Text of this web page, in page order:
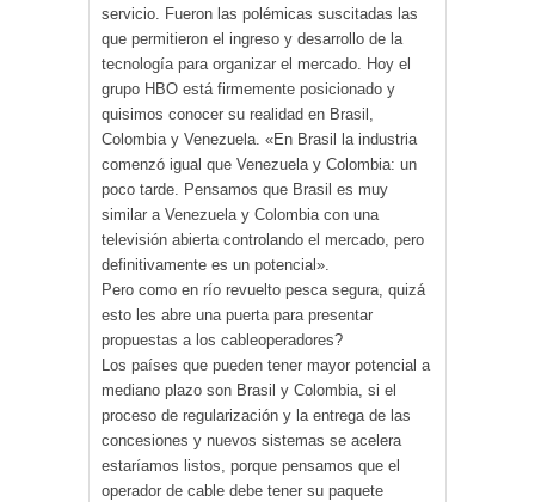
servicio. Fueron las polémicas suscitadas las
que permitieron el ingreso y desarrollo de la
tecnología para organizar el mercado. Hoy el
grupo HBO está firmemente posicionado y
quisimos conocer su realidad en Brasil,
Colombia y Venezuela. «En Brasil la industria
comenzó igual que Venezuela y Colombia: un
poco tarde. Pensamos que Brasil es muy
similar a Venezuela y Colombia con una
televisión abierta controlando el mercado, pero
definitivamente es un potencial».
Pero como en río revuelto pesca segura, quizá
esto les abre una puerta para presentar
propuestas a los cableoperadores?
Los países que pueden tener mayor potencial a
mediano plazo son Brasil y Colombia, si el
proceso de regularización y la entrega de las
concesiones y nuevos sistemas se acelera
estaríamos listos, porque pensamos que el
operador de cable debe tener su paquete